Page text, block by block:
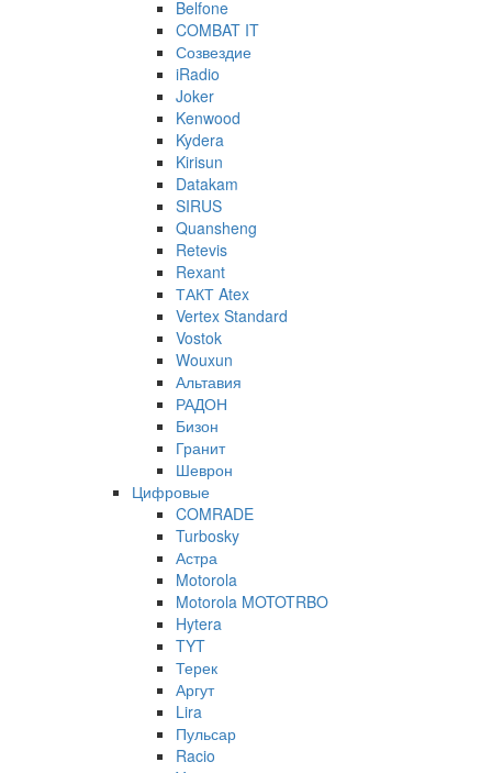
Belfone
COMBAT IT
Созвездие
iRadio
Joker
Kenwood
Kydera
Kirisun
Datakam
SIRUS
Quansheng
Retevis
Rexant
ТАКТ Atex
Vertex Standard
Vostok
Wouxun
Альтавия
РАДОН
Бизон
Гранит
Шеврон
Цифровые
COMRADE
Turbosky
Астра
Motorola
Motorola MOTOTRBO
Hytera
TYT
Терек
Аргут
Lira
Пульсар
Racio